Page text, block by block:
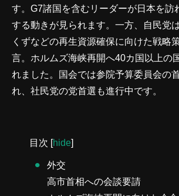
す。G7諸国を含むリーダーが日本を訪
する動きが見られます。一方、自民党
くずなどの再生資源確保に向けた戦略
言。ホルムズ海峡再開へ40カ国以上の
れました。国会では参院予算委員会の
れ、社民党の党首選も進行中です。
目次 [hide]
外交
高市首相への会談要請